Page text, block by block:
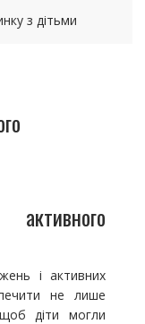
з дітьми
і активних
не лише
діти могли